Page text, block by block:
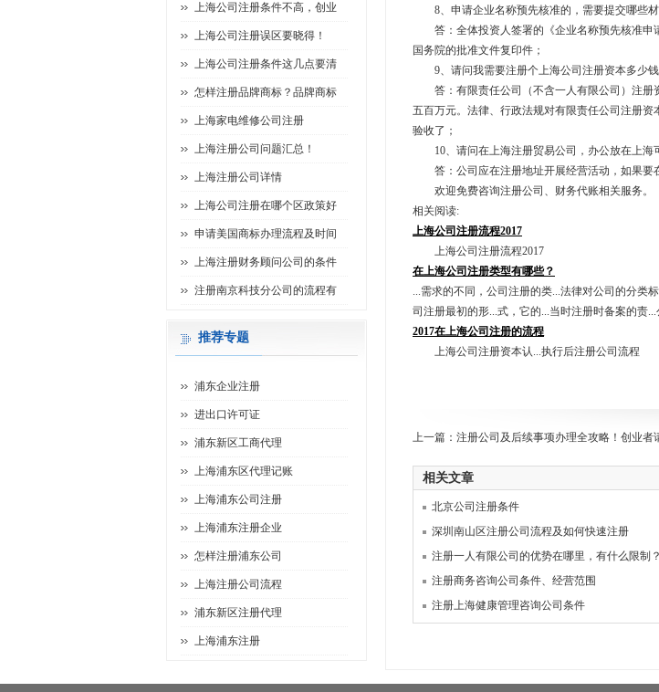
8、申请企业名称预先核准的，需要提交哪些材
答：全体投资人签署的《企业名称预先核准申请
国务院的批准文件复印件；
9、请问我需要注册个上海公司注册资本多少钱
答：有限责任公司（不含一人有限公司）注册
五百万元。法律、行政法规对有限责任公司注册
验收了；
10、请问在上海注册贸易公司，办公放在上海
答：公司应在注册地址开展经营活动，如果要
欢迎免费咨询注册公司、财务代账相关服务。
相关阅读:
上海公司注册流程2017
上海公司注册流程2017
在上海公司注册类型有哪些？
...需求的不同，公司注册的类...法律对公司的分类
司注册最初的形...式，它的...当时注册时备案的
2017在上海公司注册的流程
上海公司注册资本认...执行后注册公司流程
上一篇： 注册公司及后续事项办理全攻略！创业者
相关文章
北京公司注册条件
深圳南山区注册公司流程及如何快速注册
注册一人有限公司的优势在哪里，有什么限制？
注册商务咨询公司条件、经营范围
注册上海健康管理咨询公司条件
上海公司注册条件不高，创业
上海公司注册误区要晓得！
上海公司注册条件这几点要清
怎样注册品牌商标？品牌商标
上海家电维修公司注册
上海注册公司问题汇总！
上海注册公司详情
上海公司注册在哪个区政策好
申请美国商标办理流程及时间
上海注册财务顾问公司的条件
注册南京科技分公司的流程有
推荐专题
浦东企业注册
进出口许可证
浦东新区工商代理
上海浦东区代理记账
上海浦东公司注册
上海浦东注册企业
怎样注册浦东公司
上海注册公司流程
浦东新区注册代理
上海浦东注册